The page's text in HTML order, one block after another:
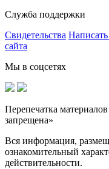
Служба поддержки
Свидетельства
сайта
Мы в соцсетях
Перепечатка
запрещена»
Вся информация,
ознакомительный
действительности.